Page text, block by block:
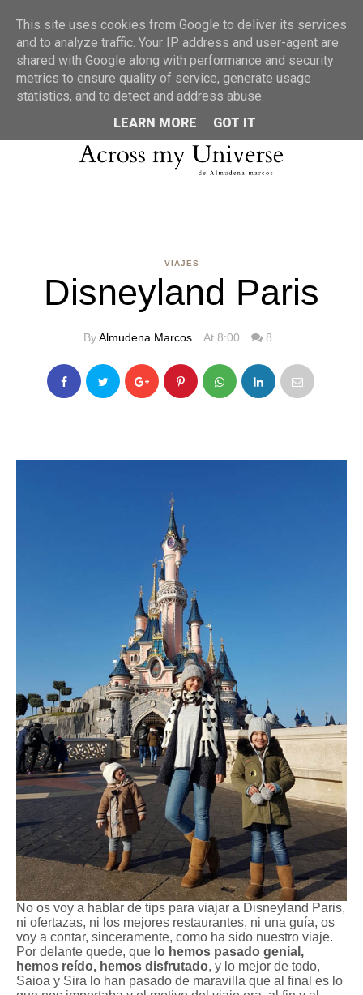
MENU
VIAJES
Disneyland Paris
ByAlmudena Marcos At 8:00 8
No os voy a hablar de tips para viajar a Disneyland Paris,
ni ofertazas, ni los mejores restaurantes, ni una guía, os
voy a contar, sinceramente, como ha sido nuestro viaje.
Por delante quede, que lo hemos pasado genial,
hemos reído, hemos disfrutado, y lo mejor de todo,
Saioa y Sira lo han pasado de maravilla que al final es lo
This site uses cookies from Google to deliver its services
and to analyze traffic. Your IP address and user-agent are
shared with Google along with performance and security
metrics to ensure quality of service, generate usage
statistics, and to detect and address abuse.
LEARN MORE
GOT IT